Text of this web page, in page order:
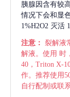
胰腺因含有较
情况下会和显
1%H2O2 灭活
注意： 裂解液
解液。使用 时
40，Triton X-
作。推荐使用
自行配制或联